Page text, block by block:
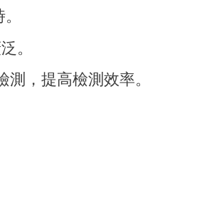
。
，提高檢測效率。